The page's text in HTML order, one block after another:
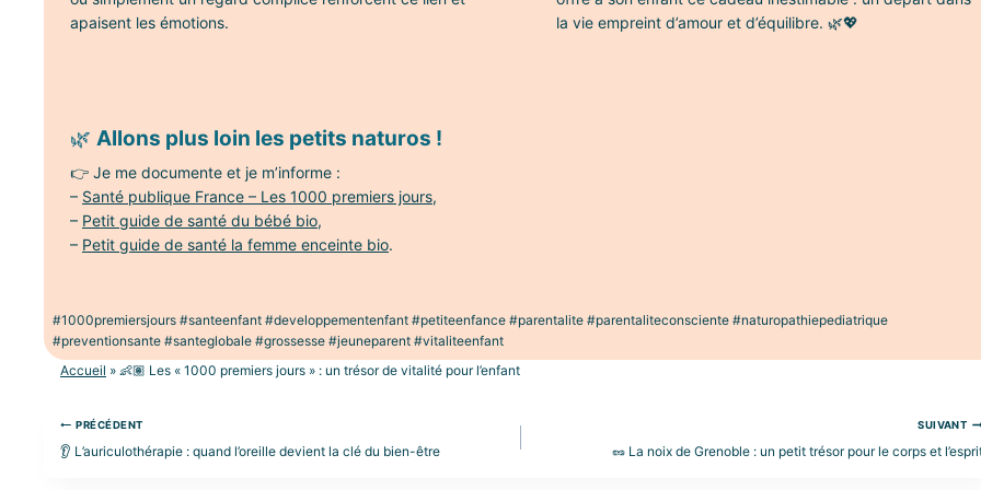
apaisent les émotions.
la vie empreint d’amour et d’équilibre. 🌿💖
🌿 Allons plus loin les petits naturos !
👉 Je me documente et je m’informe :
– Santé publique France – Les 1000 premiers jours,
– Petit guide de santé du bébé bio,
– Petit guide de santé la femme enceinte bio.
#1000premiersjours #santeenfant #developpementenfant #petiteenfance #parentalite #parentaliteconsciente #naturopathiepediatrique
#preventionsante #santeglobale #grossesse #jeuneparent #vitaliteenfant
Accueil » 👶🏽 Les « 1000 premiers jours » : un trésor de vitalité pour l’enfant
Navigation
de
PRÉCÉDENT
👂 L’auriculothérapie : quand l’oreille devient la clé du bien-être
SUIVANT
🥜 La noix de Grenoble : un petit trésor pour le corps et